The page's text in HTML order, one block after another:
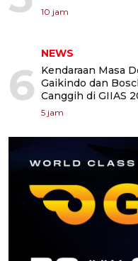
10 jam
6
NEWS
Kendaraan Masa
Gaikindo dan
Canggih di GIIAS
5 jam